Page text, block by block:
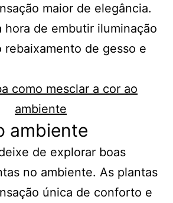
maior de elegância.
hora de embutir iluminação
rebaixamento de gesso e
ambiente
de explorar boas
no ambiente. As plantas
única de conforto e